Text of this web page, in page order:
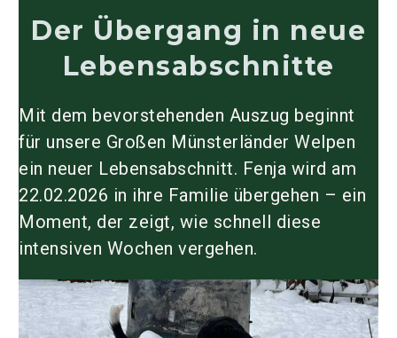
Der Übergang in neue
Lebensabschnitte
Mit dem bevorstehenden Auszug beginnt
für unsere Großen Münsterländer Welpen
ein neuer Lebensabschnitt. Fenja wird am
22.02.2026 in ihre Familie übergehen – ein
Moment, der zeigt, wie schnell diese
intensiven Wochen vergehen.